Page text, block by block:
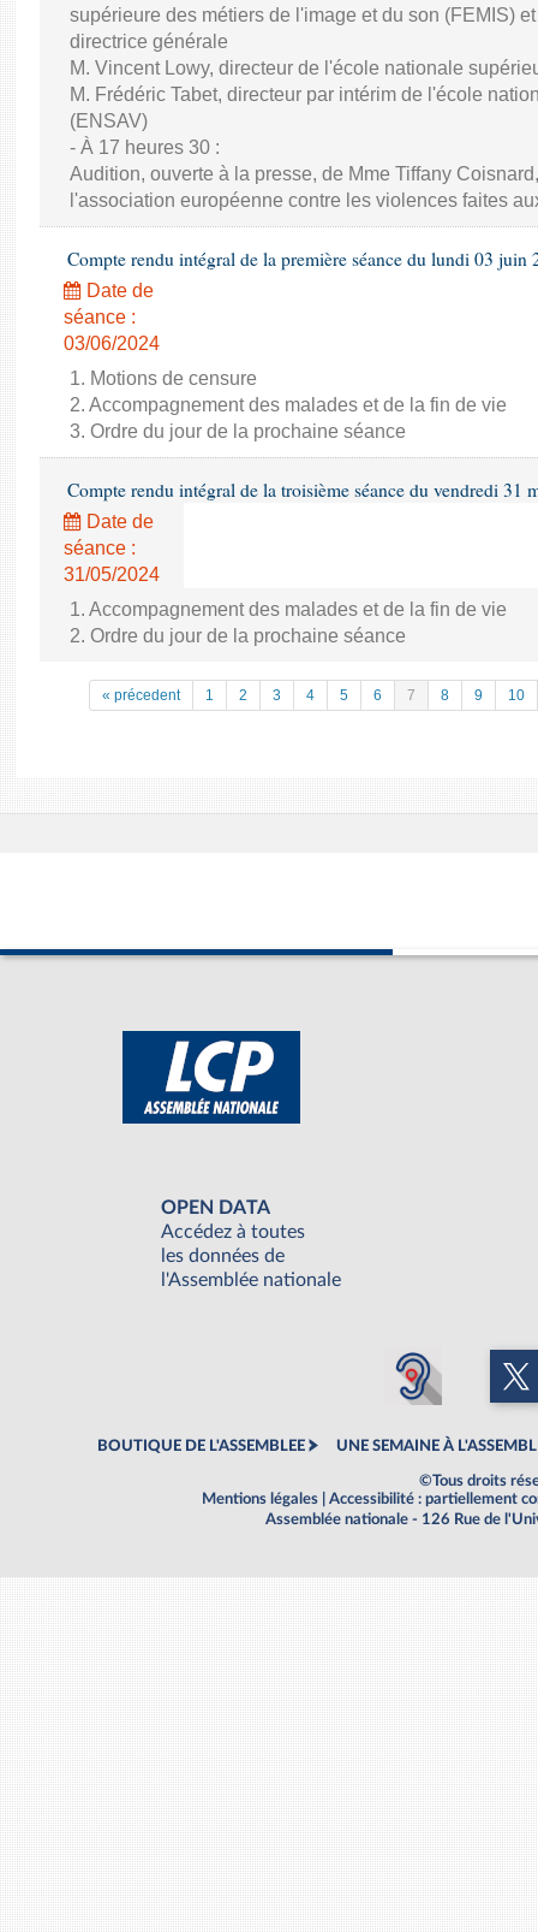
supérieure des métiers de l'image et du son (FEMIS)
directrice générale
M. Vincent Lowy, directeur de l'école nationale
M. Frédéric Tabet, directeur par intérim de l'école
(ENSAV)
- À 17 heures 30 :
Audition, ouverte à la presse, de Mme Tiffany
l'association européenne contre les violences faites
Compte rendu intégral de la première séance du lundi 03 juin
Date de
séance :
03/06/2024
1. Motions de censure
2. Accompagnement des malades et de la fin de vie
3. Ordre du jour de la prochaine séance
Compte rendu intégral de la troisième séance du vendredi 31
Date de
séance :
31/05/2024
1. Accompagnement des malades et de la fin de vie
2. Ordre du jour de la prochaine séance
« précedent 1 2 3 4 5 6 7 8 9 10
OPEN DATA
Accédez à toutes
les données de
l'Assemblée nationale
BOUTIQUE DE L'ASSEMBLEE UNE SEMAINE À
©Tous droits
Mentions légales
Accessibilité : partiellement
Assemblée nationale - 126 Rue de